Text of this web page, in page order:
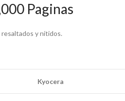
Paginas
y nítidos.
Kyocera